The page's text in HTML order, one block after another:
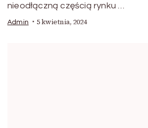
nieodłączną częścią rynku …
Admin 5 kwietnia, 2024